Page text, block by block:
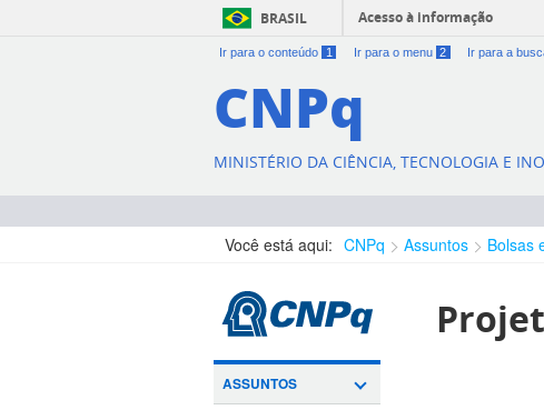
BRASIL Acesso à informação
Ir para o conteúdo 1 Ir para o menu 2 Ir para a
CNPq
MINISTÉRIO DA CIÊNCIA, TECNOLOGIA E
Você está aqui: CNPq Assuntos Bolsas
ASSUNTOS